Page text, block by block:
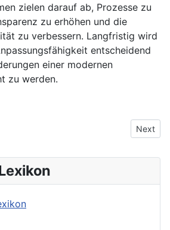
zielen darauf ab, Prozesse zu
zu erhöhen und die
zu verbessern. Langfristig wird
entscheidend
einer modernen
zu werden.
Logistik Next
Next